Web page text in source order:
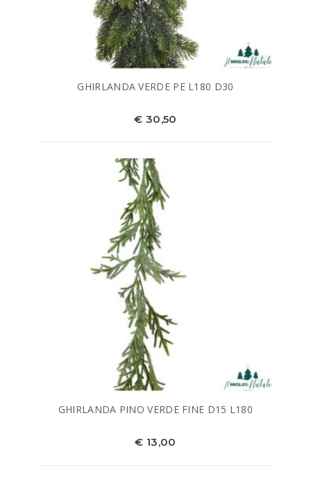
GHIRLANDA VERDE PE L180 D30
€ 30,50
GHIRLANDA PINO VERDE FINE D15 L180
€ 13,00